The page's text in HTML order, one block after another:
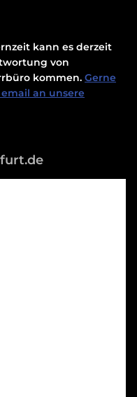
kann es derzeit
von
kommen. Gerne
an unsere